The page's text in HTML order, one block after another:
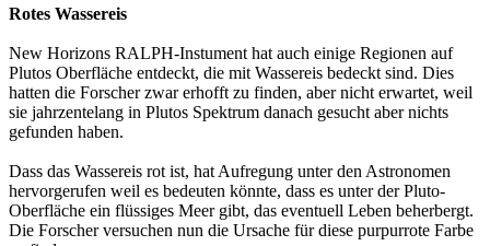
Rotes Wassereis
New Horizons RALPH-Instument hat auch einige Regionen auf
Plutos Oberfläche entdeckt, die mit Wassereis bedeckt sind. Dies
hatten die Forscher zwar erhofft zu finden, aber nicht erwartet, weil
sie jahrzentelang in Plutos Spektrum danach gesucht aber nichts
gefunden haben.
Dass das Wassereis rot ist, hat Aufregung unter den Astronomen
hervorgerufen weil es bedeuten könnte, dass es unter der Pluto-
Oberfläche ein flüssiges Meer gibt, das eventuell Leben beherbergt.
Die Forscher versuchen nun die Ursache für diese purpurrote Farbe